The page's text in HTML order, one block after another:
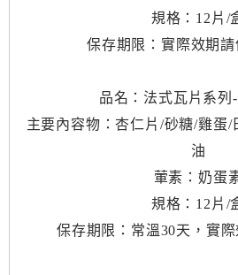
規格：12片/
保存期限：實際效期
品名：法式瓦片系列
主要內容物：杏仁片/砂糖/雞蛋/
油
葷素：奶蛋
規格：12片/
保存期限：常溫30天，實